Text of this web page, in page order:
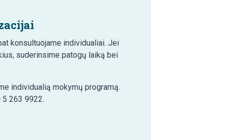
konsultuojame individualiai. Jei
suderinsime patogų laiką bei
individualią mokymų programą.
263 9922.